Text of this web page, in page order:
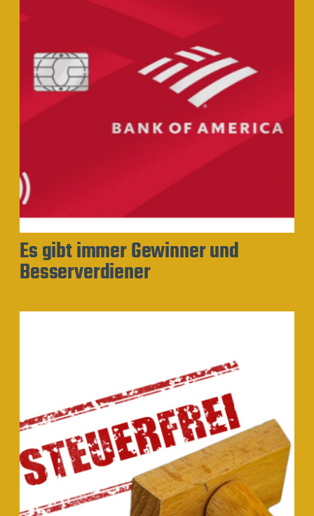
Es gibt immer Gewinner und
Besserverdiener